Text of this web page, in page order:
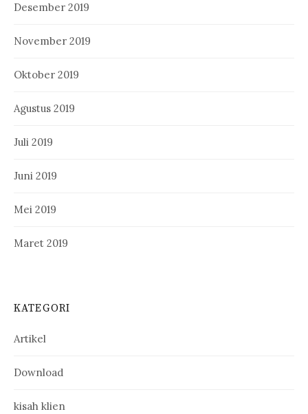
Desember 2019
November 2019
Oktober 2019
Agustus 2019
Juli 2019
Juni 2019
Mei 2019
Maret 2019
KATEGORI
Artikel
Download
kisah klien